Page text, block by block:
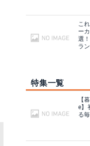
こ
ー
選
ラ
特集一覧
【
e】
る